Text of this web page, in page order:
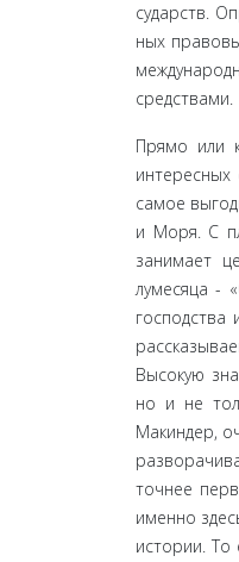
сударств.
ных
средствами.
Прямо или
самое
и Моря. С
занимает
лумесяца -
Высокую
но и не
Макиндер,
точнее
именно
истории. То